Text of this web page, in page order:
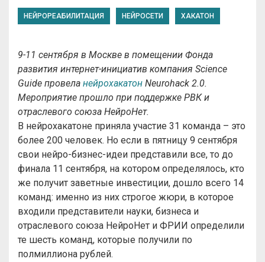
НЕЙРОРЕАБИЛИТАЦИЯ НЕЙРОСЕТИ ХАКАТОН
9-11 сентября в Москве в помещении Фонда
развития интернет-инициатив компания Science
Guide провела нейрохакатон Neurohack 2.0.
Мероприятие прошло при поддержке РВК и
отраслевого союза НейроНет.
В нейрохакатоне приняла участие 31 команда – это
более 200 человек. Но если в пятницу 9 сентября
свои нейро-бизнес-идеи представили все, то до
финала 11 сентября, на котором определялось, кто
же получит заветные инвестиции, дошло всего 14
команд: именно из них строгое жюри, в которое
входили представители науки, бизнеса и
отраслевого союза НейроНет и ФРИИ определили
те шесть команд, которые получили по
полмиллиона рублей.